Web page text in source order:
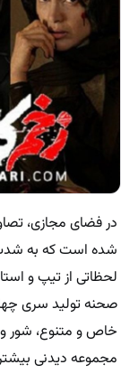
در فضای مجازی،
شده است که به شدت
لحظاتی از تیپ و
صحنه تولید سری
خاص و متنوع، شور و
مجموعه دیدنی